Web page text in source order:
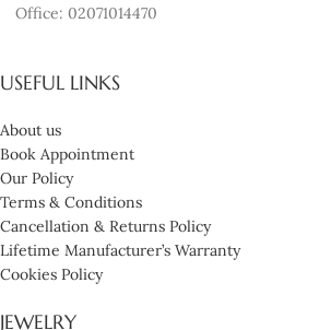
Office: 02071014470
USEFUL LINKS
About us
Book Appointment
Our Policy
Terms & Conditions
Cancellation & Returns Policy
Lifetime Manufacturer’s Warranty
Cookies Policy
JEWELRY